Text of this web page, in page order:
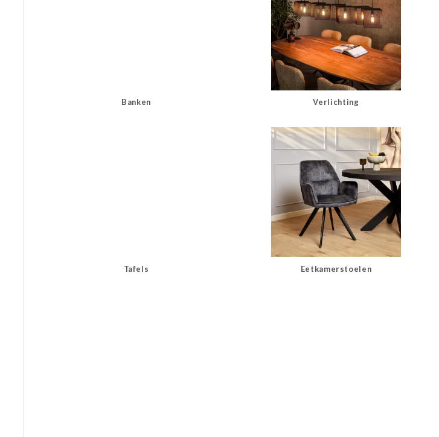
Banken Verlichting
Tafels Eetkamerstoelen